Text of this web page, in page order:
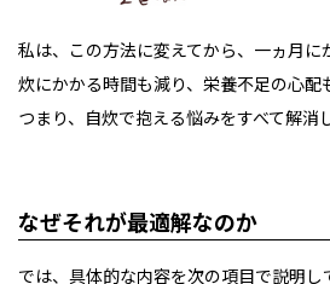
私は、この方法に変えてから、一ヵ月に
炊にかかる時間も減り、栄養不足の心配
つまり、自炊で抱える悩みをすべて解消
なぜそれが最適解なのか
では、具体的な内容を次の項目で説明し